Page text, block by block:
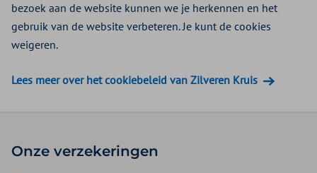
bezoek aan de website kunnen we je herkennen en het
gebruik van de website verbeteren. Je kunt de cookies
weigeren.
Lees meer over het cookiebeleid van Zilveren Kruis
Onze verzekeringen